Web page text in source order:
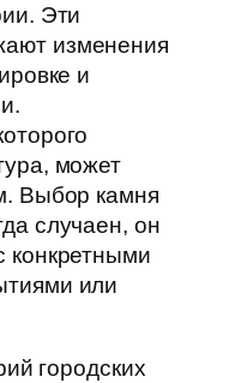
Эти
изменения
и
может
Выбор камня
случаен, он
конкретными
или
городских